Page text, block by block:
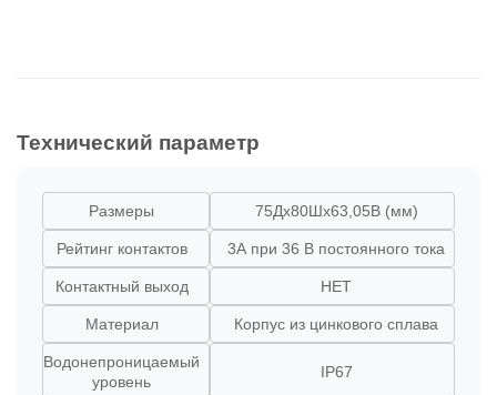
Технический параметр
Размеры 75Дx80Шx63,05В (мм)
Рейтинг контактов 3А при 36 В постоянного тока
Контактный выход НЕТ
Материал Корпус из цинкового сплава
Водонепроницаемый
уровень
IP67